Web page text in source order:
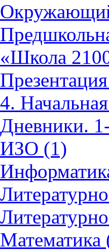
«Школа
4.
Дневники.
ИЗО (1)
Математика